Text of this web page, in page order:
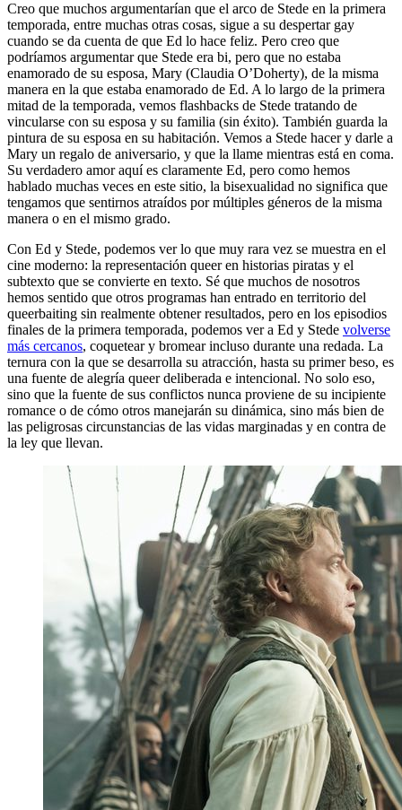
Creo que muchos argumentarían que el arco de Stede en la primera
temporada, entre muchas otras cosas, sigue a su despertar gay
cuando se da cuenta de que Ed lo hace feliz. Pero creo que
podríamos argumentar que Stede era bi, pero que no estaba
enamorado de su esposa, Mary (Claudia O’Doherty), de la misma
manera en la que estaba enamorado de Ed. A lo largo de la primera
mitad de la temporada, vemos flashbacks de Stede tratando de
vincularse con su esposa y su familia (sin éxito). También guarda la
pintura de su esposa en su habitación. Vemos a Stede hacer y darle a
Mary un regalo de aniversario, y que la llame mientras está en coma.
Su verdadero amor aquí es claramente Ed, pero como hemos
hablado muchas veces en este sitio, la bisexualidad no significa que
tengamos que sentirnos atraídos por múltiples géneros de la misma
manera o en el mismo grado.
Con Ed y Stede, podemos ver lo que muy rara vez se muestra en el
cine moderno: la representación queer en historias piratas y el
subtexto que se convierte en texto. Sé que muchos de nosotros
hemos sentido que otros programas han entrado en territorio del
queerbaiting sin realmente obtener resultados, pero en los episodios
finales de la primera temporada, podemos ver a Ed y Stede volverse
más cercanos, coquetear y bromear incluso durante una redada. La
ternura con la que se desarrolla su atracción, hasta su primer beso, es
una fuente de alegría queer deliberada e intencional. No solo eso,
sino que la fuente de sus conflictos nunca proviene de su incipiente
romance o de cómo otros manejarán su dinámica, sino más bien de
las peligrosas circunstancias de las vidas marginadas y en contra de
la ley que llevan.